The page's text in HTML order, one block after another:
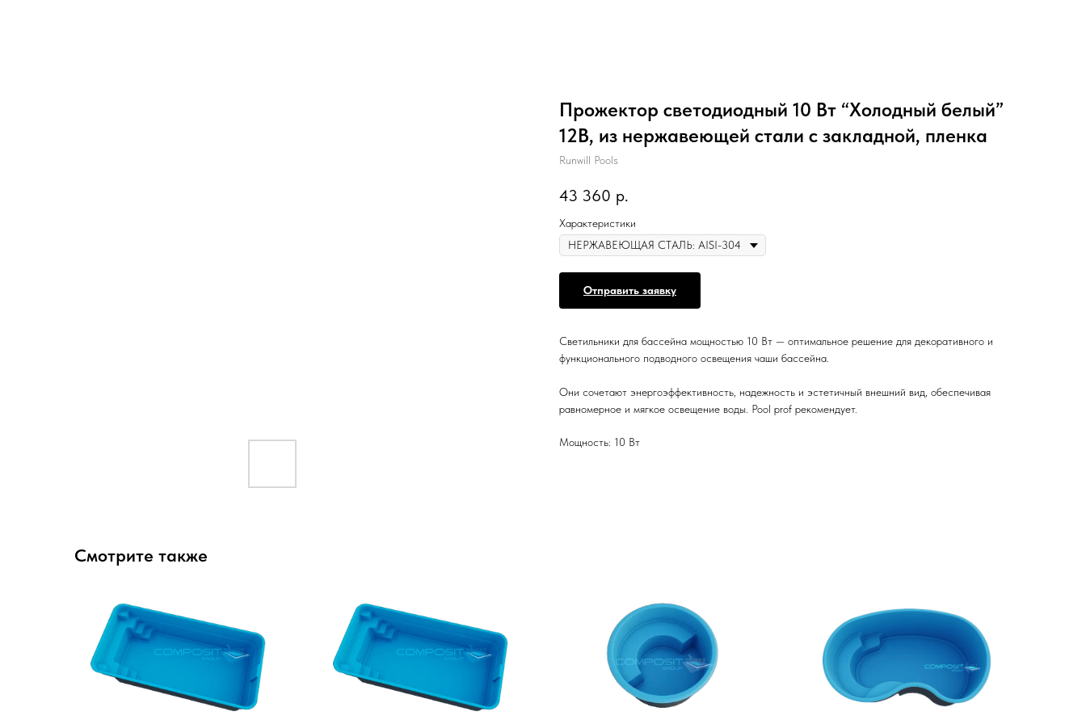
Прожектор светодиодный 10 Вт “Холодный белый”
12В, из нержавеющей стали с закладной, пленка
Runwill Pools
43 360 р.
Характеристики
Отправить заявку
Светильники для бассейна мощностью 10 Вт — оптимальное решение для декоративного и
функционального подводного освещения чаши бассейна.
Они сочетают энергоэффективность, надежность и эстетичный внешний вид, обеспечивая
равномерное и мягкое освещение воды. Pool prof рекомендует.
Мощность: 10 Вт
Смотрите также